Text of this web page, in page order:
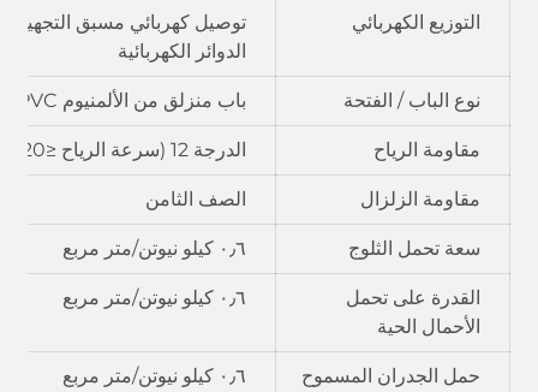
التوزيع الكهربائي
توصيل كهربائي مسبق
الدوائر الكهربائية
نوع الباب / الفتحة باب منزلق من الألمنيوم PVC مع شريط أمان
مقاومة الرياح الدرجة 12 (سرعة الرياح ≤120 كم/ساعة)
مقاومة الزلزال الصف الثامن
سعة تحمل الثلوج ٠٫٦ كيلو نيوتن/متر مربع
القدرة على تحمل
الأحمال الحية
٠٫٦ كيلو نيوتن/متر مربع
حمل الجدران المسموح
٠٫٦ كيلو نيوتن/متر مربع